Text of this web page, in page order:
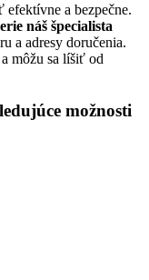
a bezpečne.
náš špecialista
a adresy doručenia.
môžu sa líšiť od
možnosti